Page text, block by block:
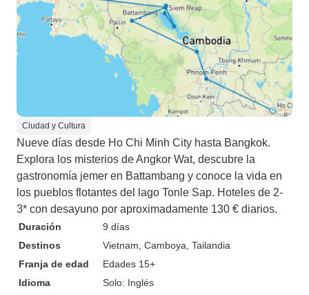
Ciudad y Cultura
Nueve días desde Ho Chi Minh City hasta Bangkok.
Explora los misterios de Angkor Wat, descubre la
gastronomía jemer en Battambang y conoce la vida en
los pueblos flotantes del lago Tonle Sap. Hoteles de 2-
3* con desayuno por aproximadamente 130 € diarios.
Duración
9 días
Destinos
Vietnam , Camboya , Tailandia
Franja de edad
Edades 15+
Idioma
Solo: Inglés